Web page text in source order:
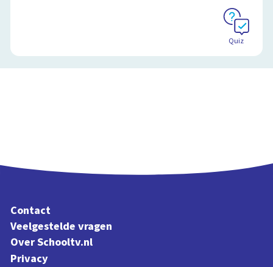
Quiz
Contact
Veelgestelde vragen
Over Schooltv.nl
Privacy